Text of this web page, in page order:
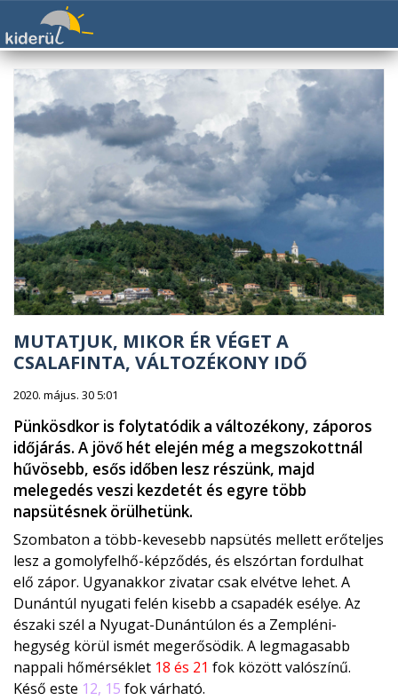
MUTATJUK, MIKOR ÉR VÉGET A
CSALAFINTA, VÁLTOZÉKONY IDŐ
2020. május. 30 5:01
Pünkösdkor is folytatódik a változékony, záporos
időjárás. A jövő hét elején még a megszokottnál
hűvösebb, esős időben lesz részünk, majd
melegedés veszi kezdetét és egyre több
napsütésnek örülhetünk.
Szombaton a több-kevesebb napsütés mellett erőteljes
lesz a gomolyfelhő-képződés, és elszórtan fordulhat
elő zápor. Ugyanakkor zivatar csak elvétve lehet. A
Dunántúl nyugati felén kisebb a csapadék esélye. Az
északi szél a Nyugat-Dunántúlon és a Zempléni-
hegység körül ismét megerősödik. A legmagasabb
nappali hőmérséklet 18 és 21 fok között valószínű.
Késő este 12, 15 fok várható.